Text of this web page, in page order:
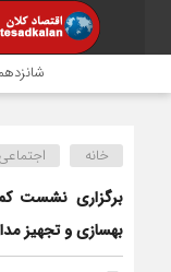
خانه اجتماعی
برگزاری نشست
بهسازی و تجهیز مدارس و